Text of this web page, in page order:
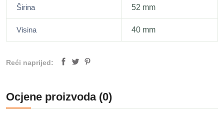
Širina 52 mm
Visina 40 mm
Reći naprijed:
Ocjene proizvoda (0)